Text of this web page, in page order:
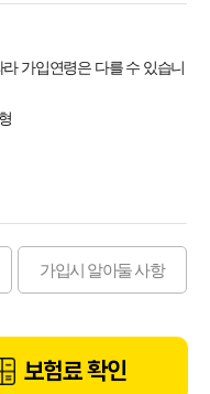
가입연령은 다를 수 있습니
가입시 알아둘 사항
보험료 확인